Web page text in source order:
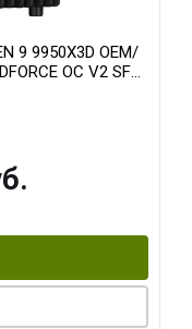
9 9950X3D OEM/
OC V2 SFF